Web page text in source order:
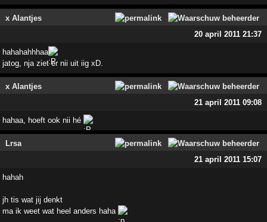
x Alantjes
20 april 2011 21:37
hahahahhhaa
jatog, nja ziet er nii uit iig xD.
x Alantjes
21 april 2011 09:08
hahaa, hoeft ook nii hé
Lrsa
21 april 2011 15:07
hahah
jh tis wat jij denkt
ma ik weet wat heel anders haha